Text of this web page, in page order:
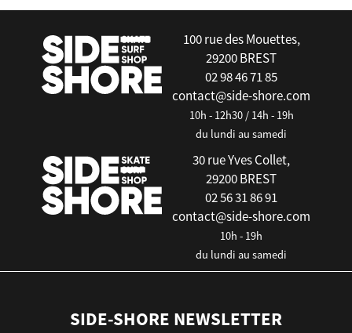
100 rue des Mouettes,
29200 BREST
02 98 46 71 85
contact@side-shore.com
10h - 12h30 / 14h - 19h
du lundi au samedi
30 rue Yves Collet,
29200 BREST
02 56 31 86 91
contact@side-shore.com
10h - 19h
du lundi au samedi
SIDE-SHORE NEWSLETTER